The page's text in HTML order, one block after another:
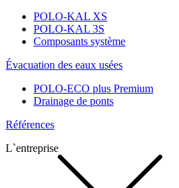
POLO-KAL XS
POLO-KAL 3S
Composants système
Évacuation des eaux usées
POLO-ECO plus Premium
Drainage de ponts
Références
L`entreprise